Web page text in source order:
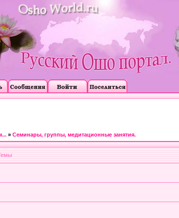
» Семинары, группы, медитационные занятия.